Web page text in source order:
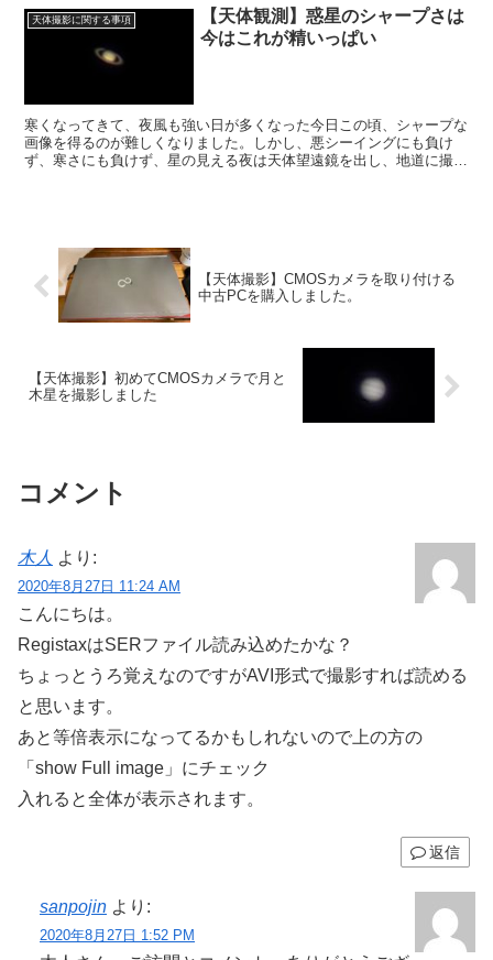
天体撮影に関する事項
【天体観測】惑星のシャープさは
今はこれが精いっぱい
寒くなってきて、夜風も強い日が多くなった今日この頃、シャープな
画像を得るのが難しくなりました。しかし、悪シーイングにも負け
ず、寒さにも負けず、星の見える夜は天体望遠鏡を出し、地道に撮影
【天体撮影】CMOSカメラを取り付ける
中古PCを購入しました。
【天体撮影】初めてCMOSカメラで月と
木星を撮影しました
コメント
木人 より:
2020年8月27日 11:24 AM
こんにちは。
RegistaxはSERファイル読み込めたかな？
ちょっとうろ覚えなのですがAVI形式で撮影すれば読める
と思います。
あと等倍表示になってるかもしれないので上の方の
「show Full image」にチェック
入れると全体が表示されます。
返信
sanpojin より:
2020年8月27日 1:52 PM